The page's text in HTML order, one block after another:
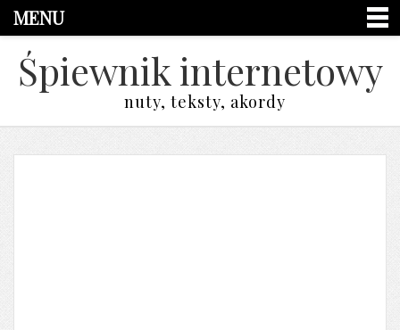
MENU
Śpiewnik internetowy
nuty, teksty, akordy